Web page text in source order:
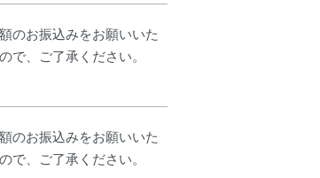
のお振込みをお願いいた
、ご了承ください。
のお振込みをお願いいた
、ご了承ください。